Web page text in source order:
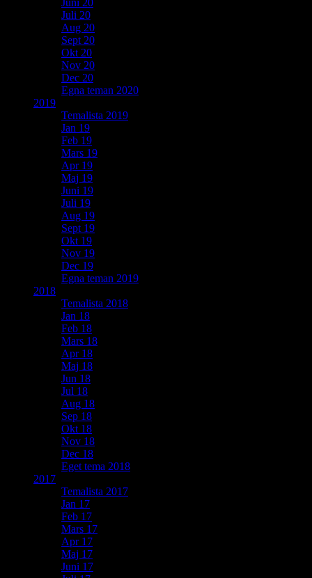
Juli 20
Aug 20
Sept 20
Okt 20
Nov 20
Dec 20
Egna teman 2020
2019
Temalista 2019
Jan 19
Feb 19
Mars 19
Apr 19
Maj 19
Juni 19
Juli 19
Aug 19
Sept 19
Okt 19
Nov 19
Dec 19
Egna teman 2019
2018
Temalista 2018
Jan 18
Feb 18
Mars 18
Apr 18
Maj 18
Jun 18
Jul 18
Aug 18
Sep 18
Okt 18
Nov 18
Dec 18
Eget tema 2018
2017
Temalista 2017
Jan 17
Feb 17
Mars 17
Apr 17
Maj 17
Juni 17